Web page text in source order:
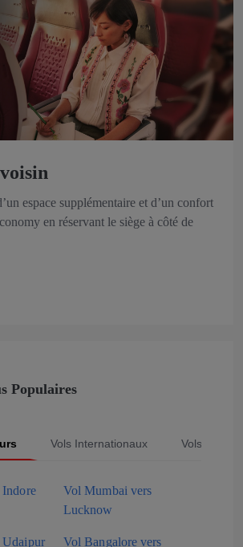
espace supplémentaire et d’un confort
en réservant le siège à côté de
Populaires
Vols Internationaux Vols
Vol Mumbai vers
Lucknow
Vol Bangalore vers